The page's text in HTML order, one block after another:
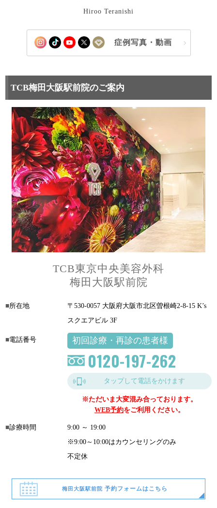
Hiroo Teranishi
症例写真・動画
TCB梅田大阪駅前院のご案内
TCB東京中央美容外科
梅田大阪駅前院
所在地
〒530-0057 大阪府大阪市北区曽根崎2-8-15 K’s
スクエアビル 3F
電話番号 初回診療・再診の患者様
0120-197-262
タップして電話をかけます
※ただいま大変混み合っております。
WEB予約をご利用ください。
診療時間
9:00 ～ 19:00
※9:00～10:00はカウンセリングのみ
不定休
梅田大阪駅前院 予約フォームはこちら